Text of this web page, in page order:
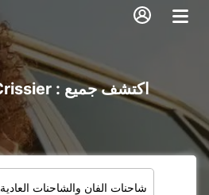
شاحنات الفان والشاحنات العادية